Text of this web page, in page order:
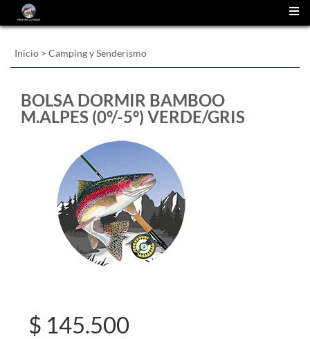
Inicio > Camping y Senderismo
BOLSA DORMIR BAMBOO
M.ALPES (0º/-5º) VERDE/GRIS
$ 145.500